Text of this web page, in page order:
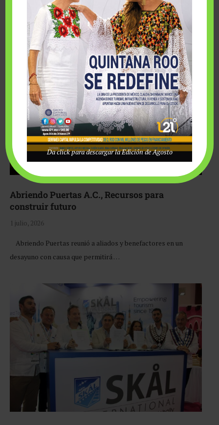
Fairmont Mayakoba y Make-A-Wish México unieron
esfuerzos para hacer realidad el deseo de una …
Abriendo Puertas A.C., Recursos para
construir futuro
1 julio, 2026
Abriendo Puertas reunió a aliados y benefactores en un
desayuno con causa que permitirá …
Da click para descargar la Edición de Agosto